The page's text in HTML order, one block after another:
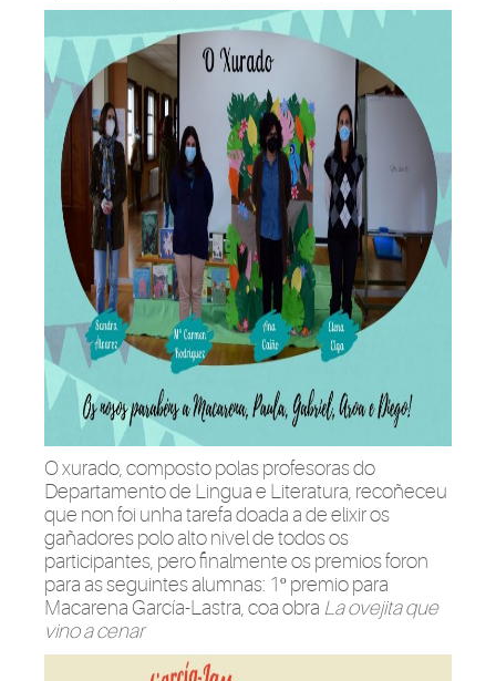
O xurado, composto polas profesoras do
Departamento de Lingua e Literatura, recoñeceu
que non foi unha tarefa doada a de elixir os
gañadores polo alto nivel de todos os
participantes, pero finalmente os premios foron
para as seguintes alumnas: 1º premio para
Macarena García-Lastra, coa obra La ovejita que
vino a cenar